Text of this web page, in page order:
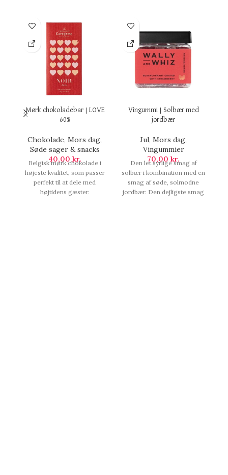
Mørk chokoladebar | LOVE
60%
Chokolade, Mors dag,
Søde sager & snacks
40,00kr.
Belgisk mørk chokolade i
højeste kvalitet, som passer
perfekt til at dele med
højtidens gæster.
Vingummi | Solbær med
jordbær
Jul, Mors dag,
Vingummier
70,00 kr.
Den let syrlige smag af
solbær i kombination med en
smag af søde, solmodne
jordbær. Den dejligste smag